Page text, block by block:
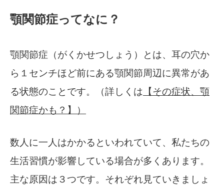
顎関節症ってなに？
顎関節症（がくかせつしょう）とは、耳の穴か
ら１センチほど前にある顎関節周辺に異常があ
る状態のことです。（詳しくは 【その症状、顎
関節症かも？】）
数人に一人はかかるといわれていて、私たちの
生活習慣が影響している場合が多くあります。
主な原因は３つです。それぞれ見ていきましょ